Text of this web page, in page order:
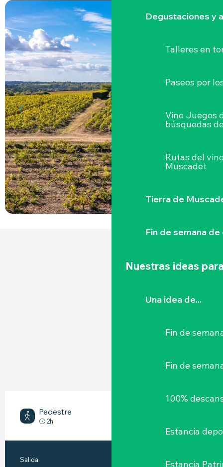
Degustaciones y
Talleres en
Paseos por
Vino Juegos
búsquedas
Rutas del
Muscadet
Tierra de
Fin de semana
Nuestras ideas
Una idea de...
Fin de
Fin de
100%
Estancia
Estancia
Pedestre
2h
INFORMACIÓN PRÁCTICA
Salida La Haie-Fouassière